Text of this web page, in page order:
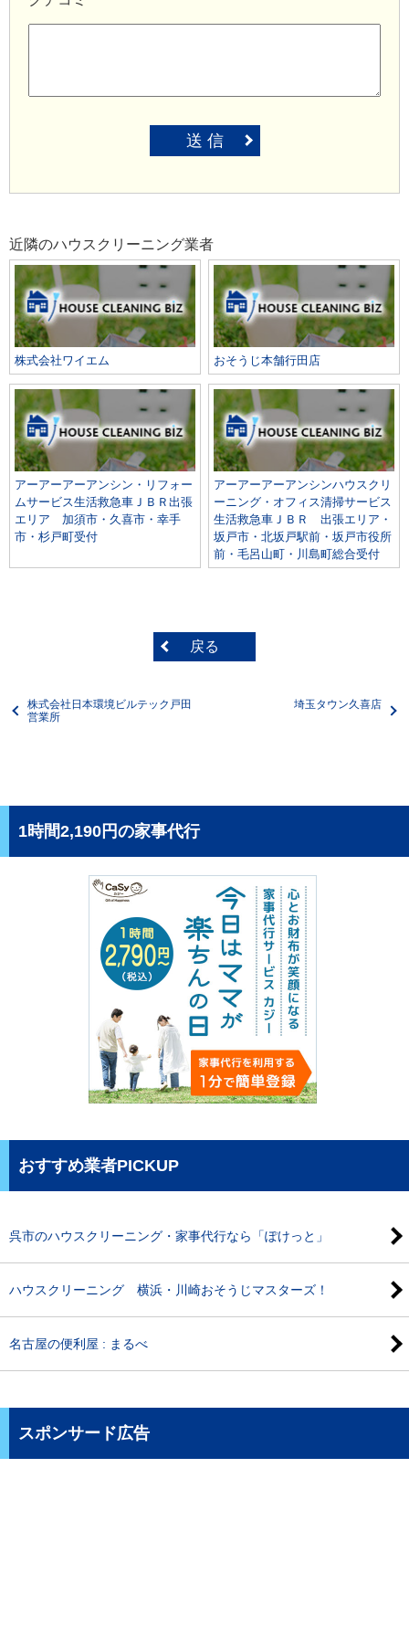
送 信
近隣のハウスクリーニング業者
株式会社ワイエム おそうじ本舗行田店
アーアーアーアンシン・リフォー
ムサービス生活救急車ＪＢＲ出張
エリア 加須市・久喜市・幸手
市・杉戸町受付
アーアーアーアンシンハウスクリ
ーニング・オフィス清掃サービス
生活救急車ＪＢＲ 出張エリア・
坂戸市・北坂戸駅前・坂戸市役所
前・毛呂山町・川島町総合受付
戻る
株式会社日本環境ビルテック戸田
営業所
埼玉タウン久喜店
1時間2,190円の家事代行
おすすめ業者PICKUP
呉市のハウスクリーニング・家事代行なら「ぽけっと」
ハウスクリーニング 横浜・川崎おそうじマスターズ！
名古屋の便利屋 : まるべ
スポンサード広告